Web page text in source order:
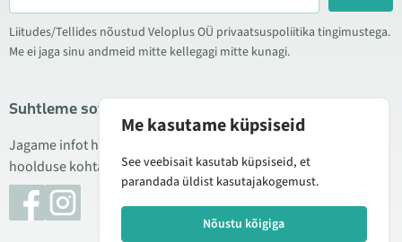
Liitudes/Tellides nõustud Veloplus OÜ privaatsuspoliitika tingimustega.
Me ei jaga sinu andmeid mitte kellegagi mitte kunagi.
Suhtleme sotsiaalmeedias
Jagame infot hea hinna kampaaniate, uute toodete ning
hoolduse kohta. Mõnikord teeme ka tooteülevaateid.
Me kasutame küpsiseid
See veebisait kasutab küpsiseid, et
parandada üldist kasutajakogemust.
Nõustu kõigiga